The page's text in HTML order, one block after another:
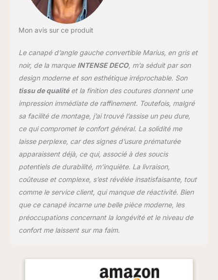
Mon avis sur ce produit
Le canapé d’angle gauche convertible Marius, en gris et
noir, de la marque INTENSE DECO, m’a séduit par son
design moderne et son esthétique irréprochable. Son
tissu de qualitéet la finition des coutures donnent une
impression immédiate de raffinement. Toutefois, malgré
sa facilité de montage, j’ai trouvé l’assise un peu dure,
ce qui compromet le confort général. La solidité me
laisse perplexe, car des signes d’usure prématurée
apparaissent déjà, ce qui, associé à des soucis
potentiels de durabilité, m’inquiète. La livraison,
coûteuse et complexe, s’est révélée insatisfaisante, tout
comme le service client, qui manque de réactivité. Bien
que ce canapé incarne une belle pièce moderne, les
préoccupations concernant la longévité et le niveau de
confort me laissent sur ma faim.